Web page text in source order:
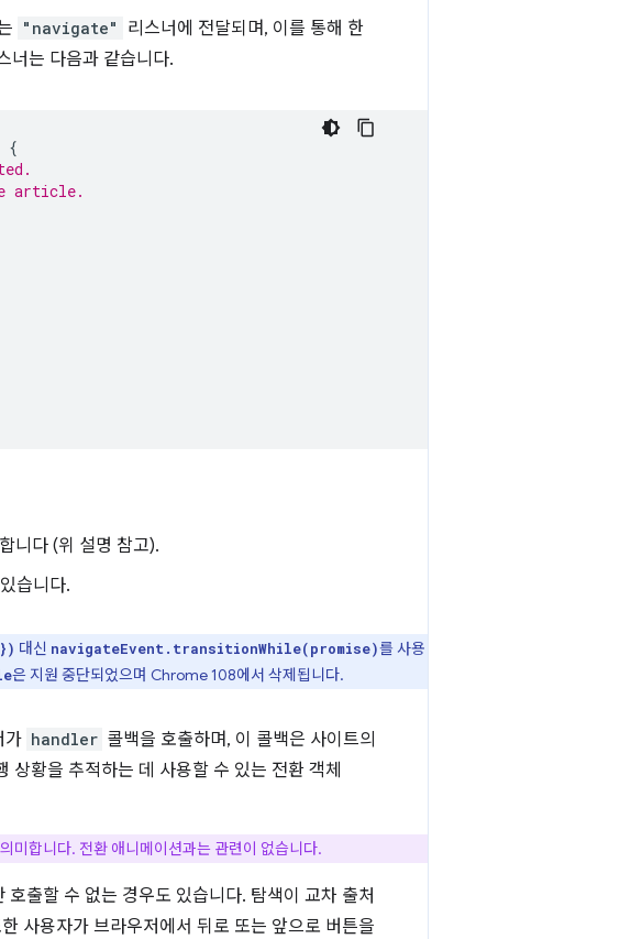
"navigate"
리스너에 전달되며, 이를 통해 한
너는 다음과 같습니다.
{
article.
니다 (위 설명 참고).
습니다.
대신 navigateEvent.transitionWhile(promise)를 사용
은 지원 중단되었으며 Chrome 108에서 삭제됩니다.
가 handler 콜백을 호출하며, 이 콜백은 사이트의
상황을 추적하는 데 사용할 수 있는 전환 객체
미합니다. 전환 애니메이션과는 관련이 없습니다.
호출할 수 없는 경우도 있습니다. 탐색이 교차 출처
사용자가 브라우저에서 뒤로 또는 앞으로 버튼을